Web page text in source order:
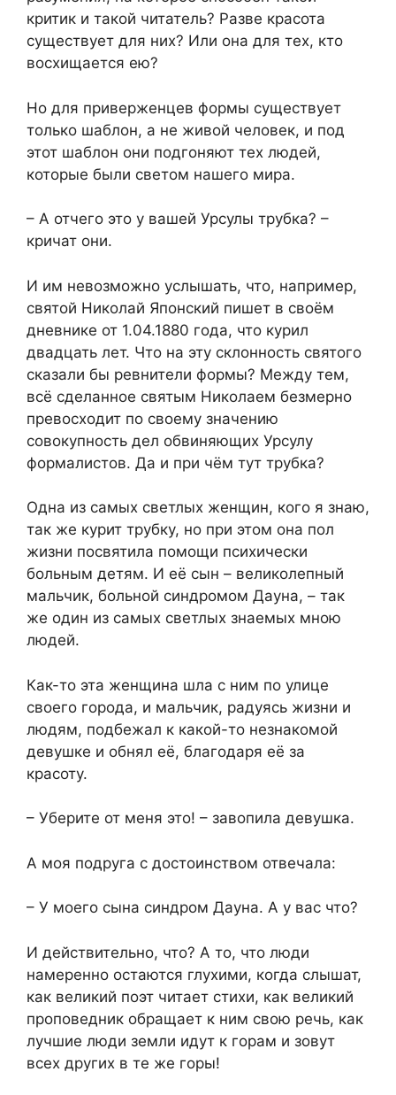
критик и такой читатель? Разве красота
существует для них? Или она для тех, кто
восхищается ею?
Но для приверженцев формы существует
только шаблон, а не живой человек, и под
этот шаблон они подгоняют тех людей,
которые были светом нашего мира.
– А отчего это у вашей Урсулы трубка? –
кричат они.
И им невозможно услышать, что, например,
святой Николай Японский пишет в своём
дневнике от 1.04.1880 года, что курил
двадцать лет. Что на эту склонность святого
сказали бы ревнители формы? Между тем,
всё сделанное святым Николаем безмерно
превосходит по своему значению
совокупность дел обвиняющих Урсулу
формалистов. Да и при чём тут трубка?
Одна из самых светлых женщин, кого я знаю,
так же курит трубку, но при этом она пол
жизни посвятила помощи психически
больным детям. И её сын – великолепный
мальчик, больной синдромом Дауна, – так
же один из самых светлых знаемых мною
людей.
Как-то эта женщина шла с ним по улице
своего города, и мальчик, радуясь жизни и
людям, подбежал к какой-то незнакомой
девушке и обнял её, благодаря её за
красоту.
– Уберите от меня это! – завопила девушка.
А моя подруга с достоинством отвечала:
– У моего сына синдром Дауна. А у вас что?
И действительно, что? А то, что люди
намеренно остаются глухими, когда слышат,
как великий поэт читает стихи, как великий
проповедник обращает к ним свою речь, как
лучшие люди земли идут к горам и зовут
всех других в те же горы!